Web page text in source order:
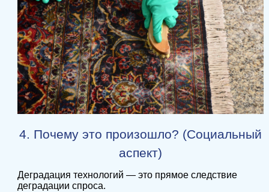
4. Почему это произошло? (Социальный
аспект)
Деградация технологий — это прямое следствие
деградации спроса.